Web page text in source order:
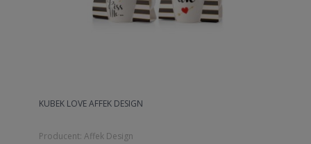
KUBEK LOVE AFFEK DESIGN
Producent: Affek Design